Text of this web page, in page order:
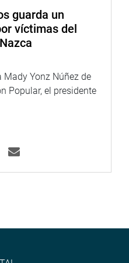
la sesión de instalación
jóvenes, quienes
que presidirá la
parlamentarios. El acto se
Carmona.
comisiones conformadas
elaborarán los
De 5.30 a 7 pm. se reunirá
guarda un
víctimas del
Yonz Núñez de
Popular, el presidente